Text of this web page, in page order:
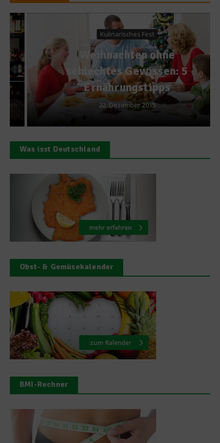
Kulinarisches Fest
Weihnachten ohne
schlechtes Gewissen: 5
Ernährungstipps
22. Dezember 2015
Was isst Deutschland
Obst- & Gemüsekalender
BMI-Rechner